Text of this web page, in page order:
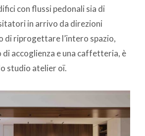
con flussi pedonali sia di
in arrivo da direzioni
di riprogettare l’intero spazio,
di accoglienza e una caffetteria, è
studio atelier oï.